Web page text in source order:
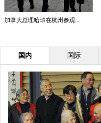
加拿大总理哈珀在杭州参观...
国内 国际